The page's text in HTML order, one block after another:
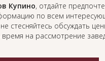
Купино, отдайте
по всем
стесняйтесь обсуждать
время на рассмотрение